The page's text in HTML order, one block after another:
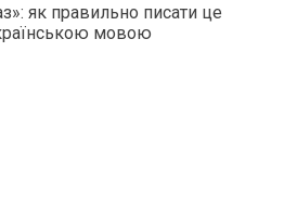
як правильно писати це
мовою